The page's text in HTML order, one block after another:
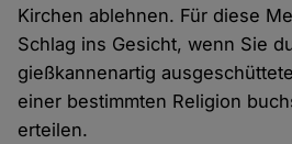
Kirchen ablehnen. Für diese
Schlag ins Gesicht, wenn Sie
gießkannenartig
einer bestimmten Religion
erteilen.